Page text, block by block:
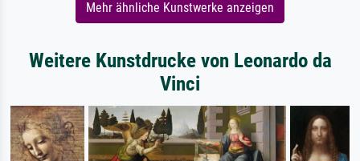
Mehr ähnliche Kunstwerke anzeigen
Weitere Kunstdrucke von Leonardo da
Vinci